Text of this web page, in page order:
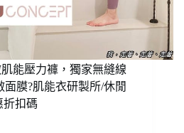
能壓力褲，獨家無縫線
膜?肌能衣研製所/休閒
折扣碼